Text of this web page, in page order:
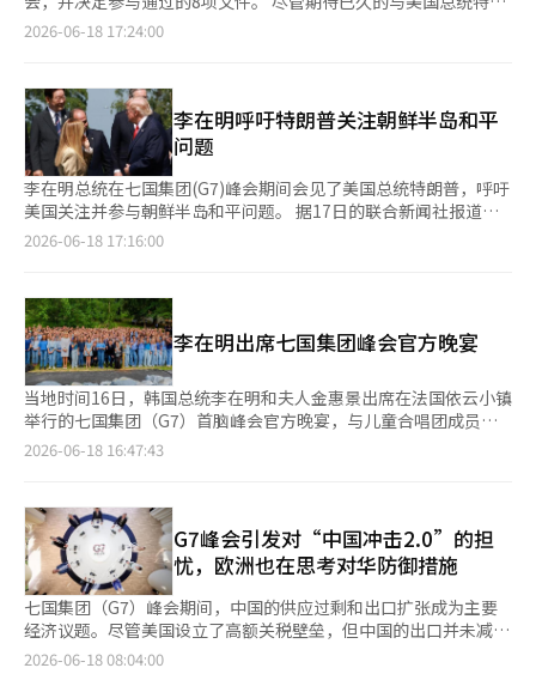
除的时机、解冻资产、重建基金和导弹问题等进行谈判。特朗普总
统公开提及履行失败时可能重启轰炸的可能性，预计谈判过程中的
现出兴趣，如果制裁解除，该基金将会大幅扩大。” 首尔10户公
寓中有4户超过15亿，贷款底线动摇 数据显示，首尔10户公寓中有
求集中在15亿以下的房屋，但由于价格持续上涨，超过15亿的公
寓比例反而扩大。包括诺原、东大门、成北等非江南地区的新建小
区也出现了16亿至18亿韩元的交易，分析认为“15亿底线”正在
动摇。 根据本报委托房地产114分析的数据，去年10月15日贷款
限制实施前的10月3日，首尔公寓中超过15亿韩元的比例为
32.83%。截至本月12日，该比例已上升至39.70%，增加了6.87个
百分点。相反，15亿以下的比例则从67.17%降至60.30%。 从户
数来看，价格区间的变化也十分明显。10亿以下的公寓从69149户
50754户增加至58309户，增加了7557户。 大企业奖金刺激物
价，韩国央行警告工资引发通胀 韩国央行最近关注到，由于工资
上涨和经济复苏，需求侧的物价压力可能比预期更大。以三星电
子、SK海力士等IT大企业为中心发放的大规模奖金，可能刺激消
费并推动其他行业的工资上涨，从而加大物价上行压力。 17日，
韩国央行在《物价稳定目标运营情况检查》报告中指出，未来物价
走势的关键变量是工资上涨和消费扩张带来的需求侧压力。工资上
涨将增加家庭的消费能力，同时也会增加企业的人工成本，导致物
定行业的高额奖金不仅刺激消费，还引发工资上涨预期，可能会进
一步推动物价上涨。 李在明：全球不平衡增长面临挑战，需恢复
包容性增长 李在明总统于17日在法国埃维昂举行的七国集团(G7)
峰会扩大会第二次会议“为所有人恢复平衡、包容和可持续的经济
增长”上，与与会领导人讨论了缓解全球经济不平衡和促进全球经
济增长的合作方案。 此次会议有G7成员国领导人及包括韩国在内
的5个受邀国领导人、国际货币基金组织(IMF)总裁克里斯塔利娜·
普的双边会谈未能成行，但两人在晚宴等场合进行了约2小时的交
发、埃博拉、癌症等3项，今天预计将通过其余5项文件。” 青瓦
台表示，连续两年参加G7峰会，巩固了作为G7+（加）全球责任大
国的地位。这是自2008年和2009年李明博政府以来首次连续两年
参加。 吴长官表示：“在担任联合国安理会主席和亚太经合组织
（APEC）主席后，2028年我们将担任G20主席国。今年连续两年
受邀参加G7峰会，显示了国际社会对我们国际地位和角色的信任
与期待。” 青瓦台一位核心人士表示：“特朗普总统表达了为朝
鲜半岛问题进展所需的角色的强烈意愿，并表示将考虑为朝鲜半岛
悉，特朗普总统对李总统给予了“强有力的领导者”的评价。 吴
长官表示：“我们积极参与国际社会在解决全球问题上的团结，并
表达了作为2028年G20主席国主导相关议题的意愿。”他还表
示：“政府将参与G7领导人之间通过的绝大多数共识文件，并计
划在发展、健康、数字等多个领域加强与G7的政策协调。” 吴长
官特别强调：“李总统强调，解决全球经济不平衡问题时，重要的
是通过团结和对话，而不是争论责任。同时，他指出在人工智能等
多个领域促进创新的同时，也需要确保安全性、透明性和责任
应链韧性的系统性解决方案。 吴长官补充道：“最近中东局势导
致的原油供应问题，不仅扩大了石油产品供应链的整体危机，还暴
露出亚太地区相较其他地区更大的能源供应链脆弱性。” 他表
示：“作为能源进口国，尤其是亚太地区的进口国，应该超越各国
单独应对，共同寻求信息共享、预警机制、紧急情况下的合作以及
石油及石油产品供应链稳定等实际合作方案。” 吴长官表
示：“我们计划利用现有的全球能源安全体系，与国际能源机构
（IEA）及主要国家协商在亚洲内的具体合作方案，并希望IEA新加
2026-06-18 17:24:00
李在明呼吁特朗普关注朝鲜半岛和平
问题
李在明总统在七国集团(G7)峰会期间会见了美国总统特朗普，呼吁
美国关注并参与朝鲜半岛和平问题。 据17日的联合新闻社报道，
国家安全室第三次长吴贤周在当天的简报中传达了李总统与特朗普
两位领导人讨论了韩美同盟、中东局势及朝鲜半岛问题等议题。
李总统对特朗普在美伊停火谅解备忘录（MOU）讨论中的努力表
示赞赏，认为这有助于缓解中东地区的紧张局势并解决伊朗核问
题。 双方一致认为，在霍尔木兹海峡保持自由和安全的航行至关
重要。 两位领导人还分享了中东地区的稳定对国际油价和全球经
济复苏的积极影响的期待。 李总统进一步表示：“期待特朗普总
统关注并参与朝鲜半岛的可持续和平进程。” 对此，吴贤周表
示：“特朗普总统表示将为朝鲜半岛问题的进展发挥必要的作
总统保持密切沟通。 两位领导人还就包括朝鲜领域在内的互惠合
作扩展方案及韩美日合作的重要性进行了意见交流。特朗普总统称
赞李总统为“强有力的领导者”，并表示期待两国在朝鲜半岛及地
区和平与安全方面共同作出贡献。※ 本报道经人工智能（AI）系统
翻译与编辑。
2026-06-18 17:16:00
李在明出席七国集团峰会官方晚宴
当地时间16日，韩国总统李在明和夫人金惠景出席在法国依云小镇
举行的七国集团（G7）首脑峰会官方晚宴，与儿童合唱团成员合
影。
2026-06-18 16:47:43
G7峰会引发对“中国冲击2.0”的担
忧，欧洲也在思考对华防御措施
七国集团（G7）峰会期间，中国的供应过剩和出口扩张成为主要
经济议题。尽管美国设立了高额关税壁垒，但中国的出口并未减
少，反而转向欧洲和亚洲，导致所谓的“中国冲击2.0”担忧加
2026-06-18 08:04:00